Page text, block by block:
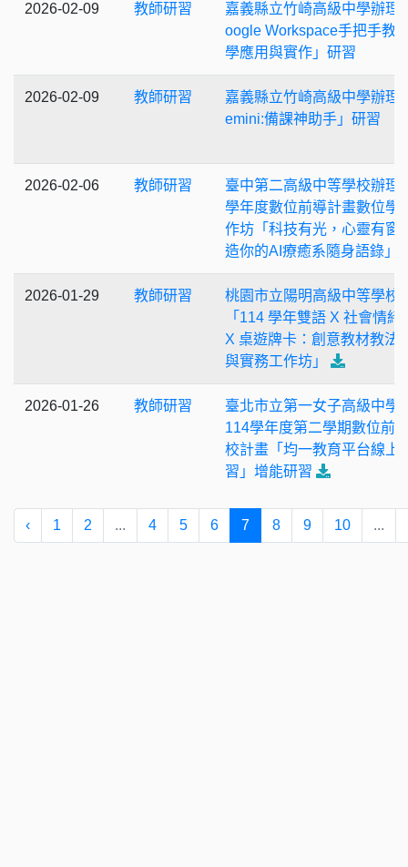
2026-02-09 教師研習
嘉義縣立竹崎高級中學辦理
oogle Workspace手把手教
學應用與實作」研習
2026-02-09 教師研習
嘉義縣立竹崎高級中學辦理
emini:備課神助手」研習
2026-02-06 教師研習
臺中第二高級中等學校辦理
學年度數位前導計畫數位學
作坊「科技有光，心靈有
造你的AI療癒系隨身語錄」
2026-01-29 教師研習
桃園市立陽明高級中等學校
「114 學年雙語 X 社會情緒
X 桌遊牌卡：創意教材教法
與實務工作坊」
2026-01-26 教師研習
臺北市立第一女子高級中學
114學年度第二學期數位前
校計畫「均一教育平台線上
習」增能研習
‹ 1 2 ... 4 5 6 7 8 9 10 ...